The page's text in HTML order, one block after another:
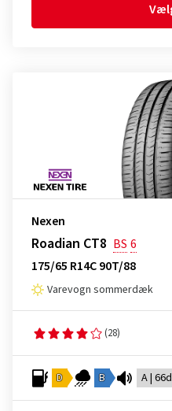
Nexen
Roadian CT8 BS 6
175/65 R14C 90T/88
Varevogn sommerdæk
(28)
D B A |